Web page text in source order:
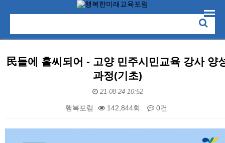
民들에 홀씨되어 - 고양 민주시민교육 강사 양
과정(기초)
21-08-24 10:52
행복포럼 142,844회 0건